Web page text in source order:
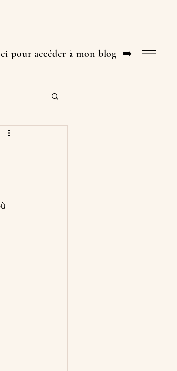
accéder à mon blog ➡️​